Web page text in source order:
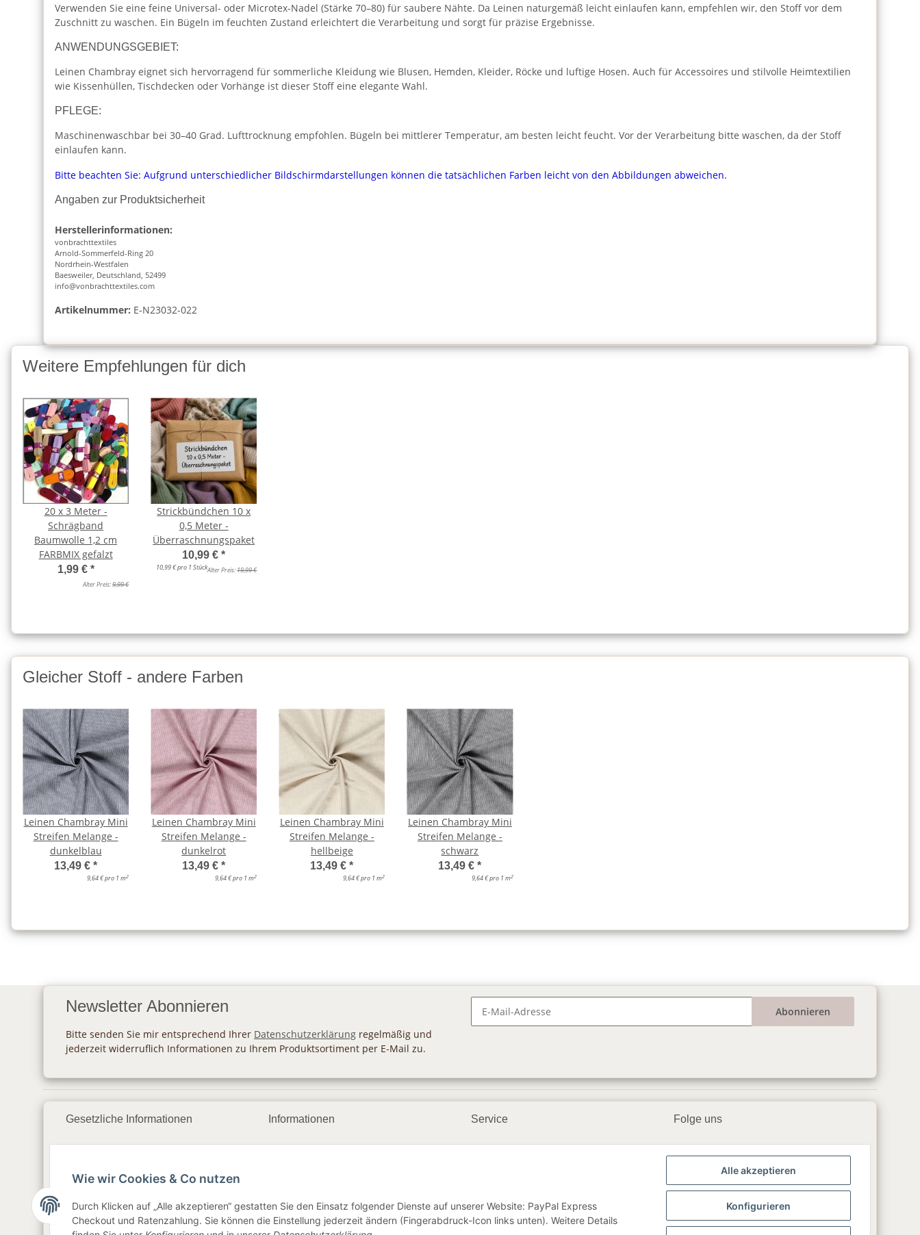
Verwenden Sie eine feine Universal- oder Microtex-Nadel (Stärke 70–80) für saubere Nähte. Da Leinen naturgemäß leicht einlaufen kann, empfehlen wir, den Stoff vor dem
Zuschnitt zu waschen. Ein Bügeln im feuchten Zustand erleichtert die Verarbeitung und sorgt für präzise Ergebnisse.
ANWENDUNGSGEBIET:
Leinen Chambray eignet sich hervorragend für sommerliche Kleidung wie Blusen, Hemden, Kleider, Röcke und luftige Hosen. Auch für Accessoires und stilvolle Heimtextilien
wie Kissenhüllen, Tischdecken oder Vorhänge ist dieser Stoff eine elegante Wahl.
PFLEGE:
Maschinenwaschbar bei 30–40 Grad. Lufttrocknung empfohlen. Bügeln bei mittlerer Temperatur, am besten leicht feucht. Vor der Verarbeitung bitte waschen, da der Stoff
einlaufen kann.
Bitte beachten Sie: Aufgrund unterschiedlicher Bildschirmdarstellungen können die tatsächlichen Farben leicht von den Abbildungen abweichen.
Angaben zur Produktsicherheit
Herstellerinformationen:
vonbrachttextiles
Arnold-Sommerfeld-Ring 20
Nordrhein-Westfalen
Baesweiler, Deutschland, 52499
info@vonbrachttextiles.com
Artikelnummer: E-N23032-022
Weitere Empfehlungen für dich
20 x 3 Meter -
Schrägband
Baumwolle 1,2 cm
FARBMIX gefalzt
1,99 € *
Alter Preis:9,99 €
Strickbündchen 10 x
0,5 Meter -
Überraschnungspaket
10,99 €*
10,99 € pro 1 StückAlter Preis:19,99 €
Gleicher Stoff - andere Farben
Leinen Chambray Mini
Streifen Melange -
dunkelblau
13,49 €*
9,64 € pro 1 m2
Leinen Chambray Mini
Streifen Melange -
dunkelrot
13,49 €*
9,64 € pro 1 m2
Leinen Chambray Mini
Streifen Melange -
hellbeige
13,49 €*
9,64 € pro 1 m2
Leinen Chambray Mini
Streifen Melange -
schwarz
13,49 €*
9,64 € pro 1 m2
Newsletter Abonnieren
Bitte senden Sie mir entsprechend Ihrer Datenschutzerklärung regelmäßig und
jederzeit widerruflich Informationen zu Ihrem Produktsortiment per E-Mail zu.
Abonnieren
Gesetzliche Informationen
AGB
Sitemap
Impressum
Informationen
Newsletter
Service Folge uns
▶️ YouTube
📸 Instagram
Wie wir Cookies & Co nutzen
Durch Klicken auf „Alle akzeptieren“ gestatten Sie den Einsatz folgender Dienste auf unserer Website: PayPal Express
Checkout und Ratenzahlung. Sie können die Einstellung jederzeit ändern (Fingerabdruck-Icon links unten). Weitere Details
Alle akzeptieren
Konfigurieren